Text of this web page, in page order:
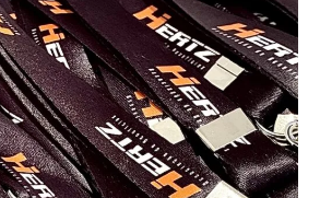
modelos de carteirinhas para que você
se encaixa na realidade da sua
de personalização e adaptação.
fortalecer a fidelização da sua
em diferentes atividades, como
em hospitais, abrigos, projetos sociais